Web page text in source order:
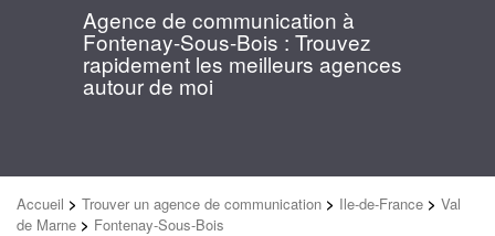
Agence de communication à
Fontenay-Sous-Bois : Trouvez
rapidement les meilleurs agences
autour de moi
Accueil > Trouver un agence de communication > Ile-de-France > Val
de Marne > Fontenay-Sous-Bois